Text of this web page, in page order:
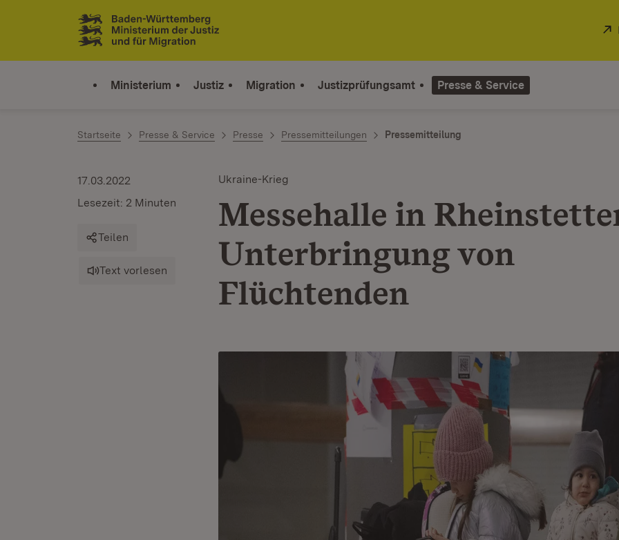
Zum Inhalt springen
Link zur Startseite
Ministerium Justiz Migration Justizprüfungsamt Presse & Service
Startseite Presse & Service Presse Pressemitteilungen Pressemitteilung
Ukraine-Krieg
Messehalle in
Unterbringung von
Flüchtenden
17.03.2022
Lesezeit: 2 Minuten
Teilen
Text vorlesen